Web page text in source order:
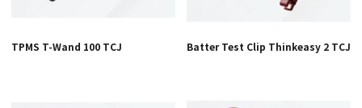
TPMS T-Wand 100 TCJ Batter Test Clip Thinkeasy 2 TCJ